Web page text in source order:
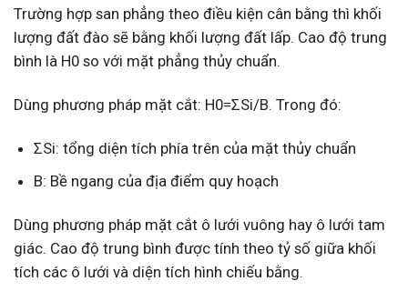
Trường hợp san phẳng theo điều kiện cân bằng thì khối
lượng đất đào sẽ bằng khối lượng đất lấp. Cao độ trung
bình là H0 so với mặt phẳng thủy chuẩn.
Dùng phương pháp mặt cắt: H0=ΣSi/B. Trong đó:
ΣSi: tổng diện tích phía trên của mặt thủy chuẩn
B: Bề ngang của địa điểm quy hoạch
Dùng phương pháp mặt cắt ô lưới vuông hay ô lưới tam
giác. Cao độ trung bình được tính theo tỷ số giữa khối
tích các ô lưới và diện tích hình chiếu bằng.